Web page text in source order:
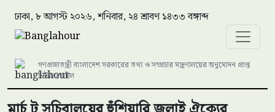
ঢাকা, ৮ আগস্ট ২০২৬, শনিবার, ২৪ শ্রাবণ ১৪৩৩ বঙ্গাব্দ
গণপ্রজাতন্ত্রী বাংলাদেশ সরকারের তথ্য ও সম্প্রচার মন্ত্রণালয়ের অনুমোদন প্রাপ্ত
নিউজ পোর্টাল